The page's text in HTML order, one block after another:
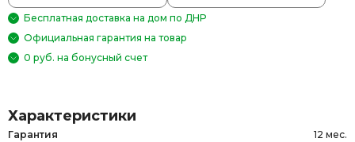
Бесплатная доставка на дом по ДНР
Официальная гарантия на товар
0 руб. на бонусный счет
Характеристики
Гарантия 12 мес.